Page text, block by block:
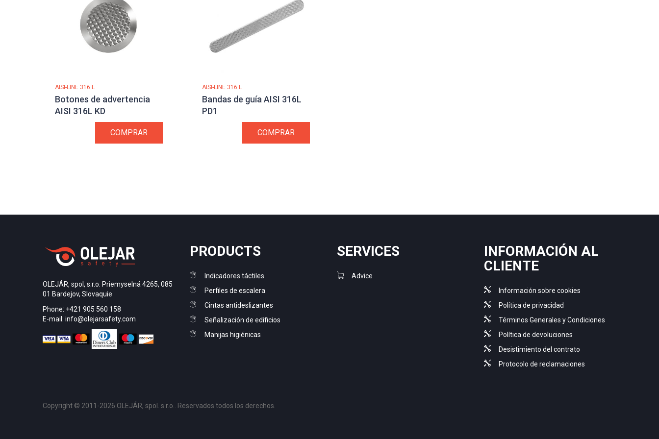
AISI-LINE 316 L
Botones de advertencia
AISI 316L KD
COMPRAR
AISI-LINE 316 L
Bandas de guía AISI 316L
PD1
COMPRAR
OLEJÁR, spol, s.r.o. Priemyselná 4265, 085
01 Bardejov, Slovaquie
Phone: +421 905 560 158
E-mail: info@olejarsafety.com
PRODUCTS
Indicadores táctiles
Perfiles de escalera
Cintas antideslizantes
Señalización de edificios
Manijas higiénicas
SERVICES
Advice
INFORMACIÓN AL
CLIENTE
Información sobre cookies
Política de privacidad
Términos Generales y Condiciones
Política de devoluciones
Desistimiento del contrato
Protocolo de reclamaciones
Copyright © 2011-2026 OLEJÁR, spol. s r.o.. Reservados todos los derechos.